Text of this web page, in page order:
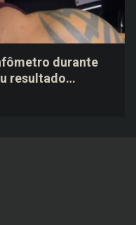
durante
resultado
dos agentes de